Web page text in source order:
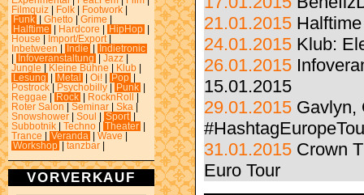
Filmquiz
Folk Footwork
Funk
Ghetto Grime
Halftime
Hardcore HipHop
House
Import/Export
Inbetween
Indie
Indietronic
Infoveranstaltung Jazz
Jungle
Kleine Bühne Klub
Lesung
Metal Oi! Pop
Postrock
Psychobilly Punk
Reggae
Rock RocknRoll
Roter Salon
Seminar Ska
Snowshower
Soul Sport
Subbotnik
Techno Theater
Trance
Veranda Wave
Workshop
tanzbar
VORVERKAUF
21.01.2015
24.01.2015 Klub:
26.01.2015
15.01.2015
29.01.2015 Gavlyn,
31.01.2015 Crown
Euro Tour